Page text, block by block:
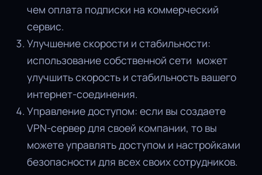
чем оплата подписки на коммерческий
сервис.
Улучшение скорости и стабильности:
использование собственной сети может
улучшить скорость и стабильность вашего
интернет-соединения.
Управление доступом: если вы создаете
VPN-сервер для своей компании, то вы
можете управлять доступом и настройками
безопасности для всех своих сотрудников.